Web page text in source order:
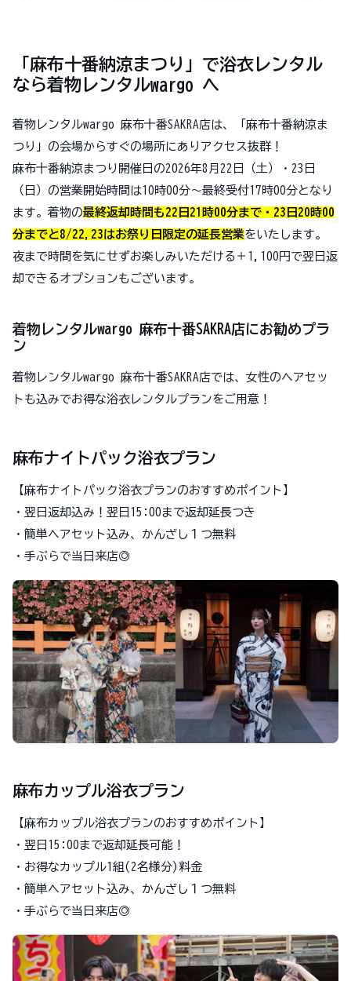
「麻布十番納涼まつり」で浴衣レンタル
なら着物レンタルwargo へ
着物レンタルwargo 麻布十番SAKRA店は、「麻布十番納涼ま
つり」の会場からすぐの場所にありアクセス抜群！
麻布十番納涼まつり開催日の2026年8月22日（土）・23日
（日）の営業開始時間は10時00分～最終受付17時00分となり
ます。着物の最終返却時間も22日21時00分まで・23日20時00
分までと8/22,23はお祭り日限定の延長営業をいたします。
夜まで時間を気にせずお楽しみいただける＋1,100円で翌日返
却できるオプションもございます。
着物レンタルwargo 麻布十番SAKRA店にお勧めプラ
ン
着物レンタルwargo 麻布十番SAKRA店では、女性のヘアセッ
トも込みでお得な浴衣レンタルプランをご用意！
麻布ナイトパック浴衣プラン
【麻布ナイトパック浴衣プランのおすすめポイント】
・翌日返却込み！翌日15:00まで返却延長つき
・簡単ヘアセット込み、かんざし１つ無料
・手ぶらで当日来店◎
麻布カップル浴衣プラン
【麻布カップル浴衣プランのおすすめポイント】
・翌日15:00まで返却延長可能！
・お得なカップル1組(2名様分)料金
・簡単ヘアセット込み、かんざし１つ無料
・手ぶらで当日来店◎